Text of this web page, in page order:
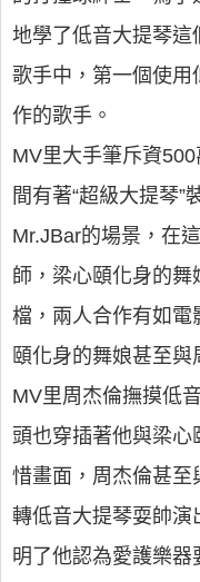
地學了低音大提琴這
歌手中，第一個使用
作的歌手。
MV里大手筆斥資
間有著“超級大提琴
Mr.JBar的場景，在
師，梁心頤化身的
檔，兩人合作有如
頤化身的舞娘甚至與
MV里周杰倫撫摸低
頭也穿插著他與梁
惜畫面，周杰倫甚至
轉低音大提琴耍帥
明了他認為愛護樂器